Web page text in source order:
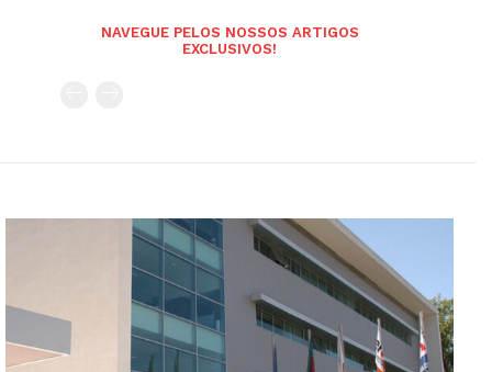
NAVEGUE PELOS NOSSOS ARTIGOS
EXCLUSIVOS!